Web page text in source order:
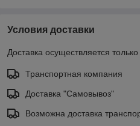
Условия доставки
Доставка осуществляется
Транспортная компания
Доставка "Самовывоз"
Возможна доставка